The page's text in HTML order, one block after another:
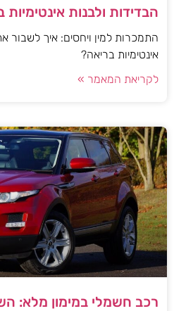
הבדידות ולבנות אינטימיות
התמכרות למין ויחסים: איך לשבור
אינטימיות בריאה?
לקריאת המאמר »
רכב חשמלי במימון מלא: